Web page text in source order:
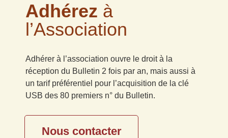
Adhérez à
l’Association
Adhérer à l’association ouvre le droit à la
réception du Bulletin 2 fois par an, mais aussi à
un tarif préférentiel pour l’acquisition de la clé
USB des 80 premiers n° du Bulletin.
Nous contacter